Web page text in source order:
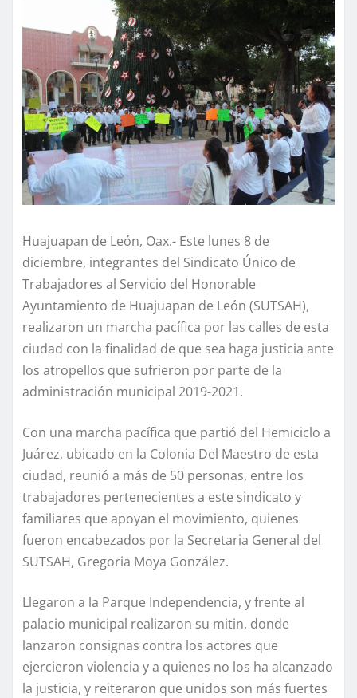
Huajuapan de León, Oax.- Este lunes 8 de
diciembre, integrantes del Sindicato Único de
Trabajadores al Servicio del Honorable
Ayuntamiento de Huajuapan de León (SUTSAH),
realizaron un marcha pacífica por las calles de esta
ciudad con la finalidad de que sea haga justicia ante
los atropellos que sufrieron por parte de la
administración municipal 2019-2021.
Con una marcha pacífica que partió del Hemiciclo a
Juárez, ubicado en la Colonia Del Maestro de esta
ciudad, reunió a más de 50 personas, entre los
trabajadores pertenecientes a este sindicato y
familiares que apoyan el movimiento, quienes
fueron encabezados por la Secretaria General del
SUTSAH, Gregoria Moya González.
Llegaron a la Parque Independencia, y frente al
palacio municipal realizaron su mitin, donde
lanzaron consignas contra los actores que
ejercieron violencia y a quienes no los ha alcanzado
la justicia, y reiteraron que unidos son más fuertes